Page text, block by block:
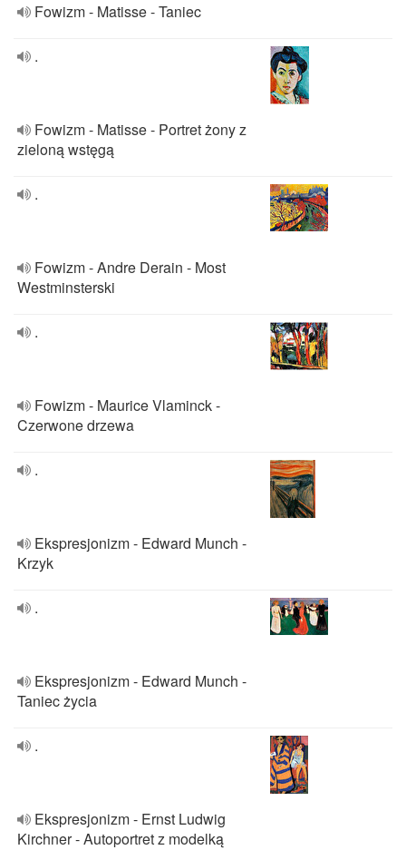
Fowizm - Matisse - Taniec
.
Fowizm - Matisse - Portret żony z
zieloną wstęgą
.
Fowizm - Andre Derain - Most
Westminsterski
.
Fowizm - Maurice Vlaminck -
Czerwone drzewa
.
Ekspresjonizm - Edward Munch -
Krzyk
.
Ekspresjonizm - Edward Munch -
Taniec życia
.
Ekspresjonizm - Ernst Ludwig
Kirchner - Autoportret z modelką